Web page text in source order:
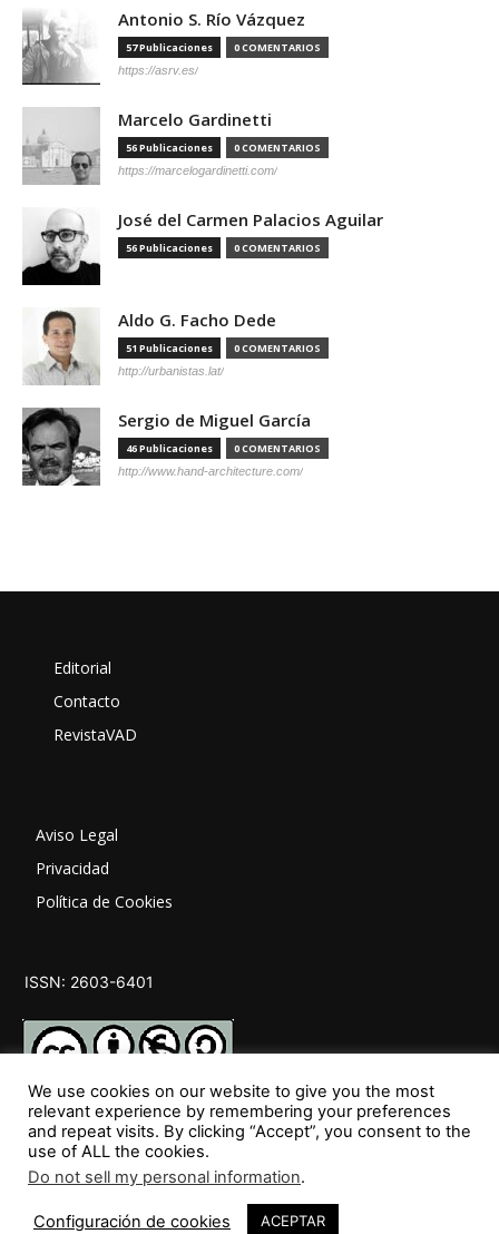
Antonio S. Río Vázquez
57 Publicaciones 0 COMENTARIOS
https://asrv.es/
Marcelo Gardinetti
56 Publicaciones 0 COMENTARIOS
https://marcelogardinetti.com/
José del Carmen Palacios Aguilar
56 Publicaciones 0 COMENTARIOS
Aldo G. Facho Dede
51 Publicaciones 0 COMENTARIOS
http://urbanistas.lat/
Sergio de Miguel García
46 Publicaciones 0 COMENTARIOS
http://www.hand-architecture.com/
Editorial
Contacto
RevistaVAD
Aviso Legal
Privacidad
Política de Cookies
ISSN: 2603-6401
SÍGUENOS
We use cookies on our website to give you the most
relevant experience by remembering your preferences
and repeat visits. By clicking “Accept”, you consent to the
use of ALL the cookies.
Do not sell my personal information.
Configuración de cookies ACEPTAR